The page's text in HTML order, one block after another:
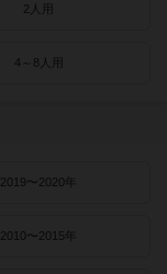
2人用
4～8人用
2019〜2020年
2010〜2015年